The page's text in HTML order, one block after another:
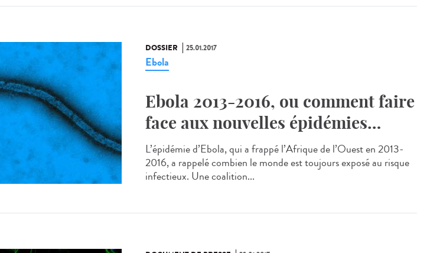
DOSSIER 25.01.2017
Ebola
Ebola 2013-2016, ou comment faire
face aux nouvelles épidémies…
L’épidémie d’Ebola, qui a frappé l’Afrique de l’Ouest en 2013-
2016, a rappelé combien le monde est toujours exposé au risque
infectieux. Une coalition...